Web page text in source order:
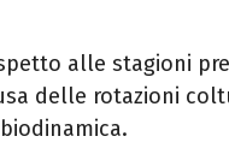
alle stagioni
delle rotazioni